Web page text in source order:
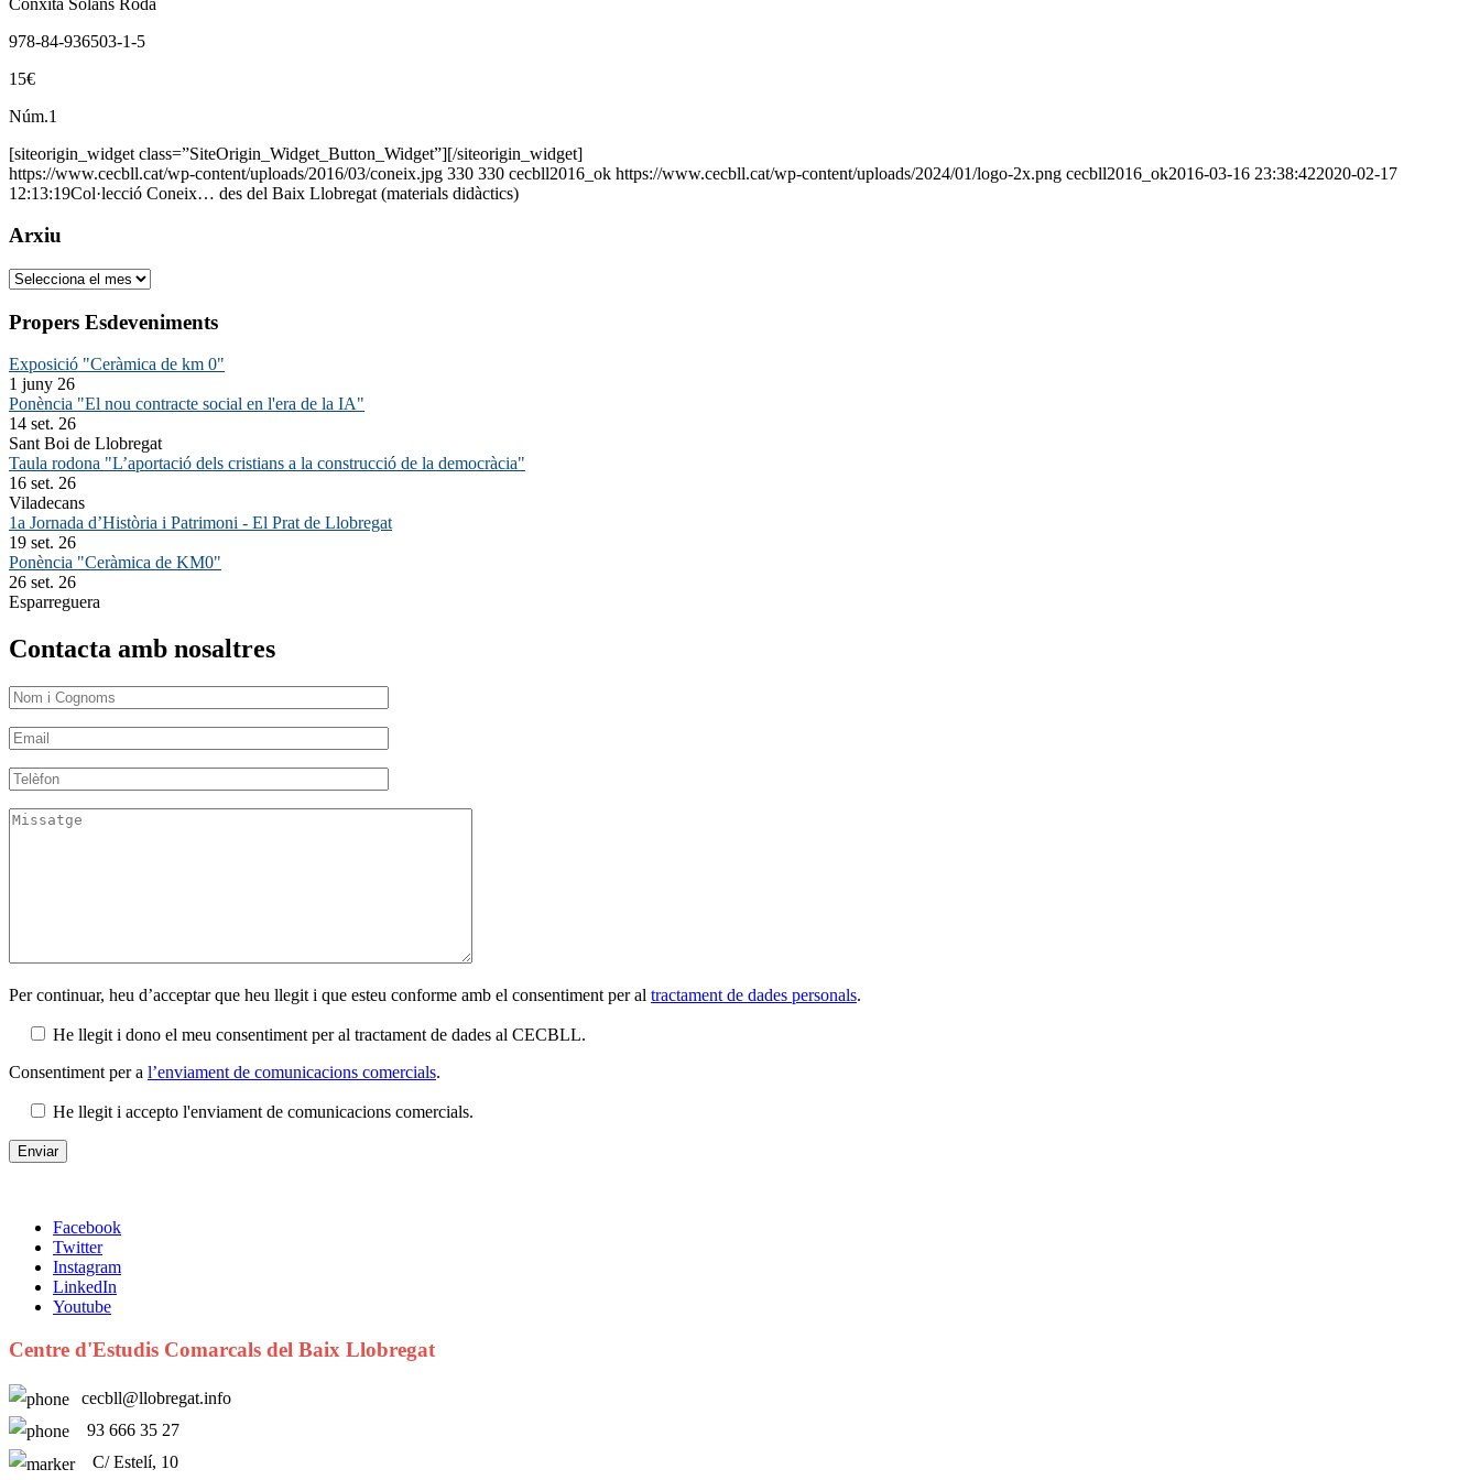
978-84-936503-1-5
15€
Núm.1
[siteorigin_widget class=”SiteOrigin_Widget_Button_Widget”][/siteorigin_widget]
https://www.cecbll.cat/wp-content/uploads/2016/03/coneix.jpg 330 330 cecbll2016_ok https://www.cecbll.cat/wp-content/uploads/2024/01/logo-2x.png cecbll2016_ok2016-03-16 23:38:422020-02-17
12:13:19Col·lecció Coneix… des del Baix Llobregat (materials didàctics)
Arxiu
Arxiu
Propers Esdeveniments
Exposició "Ceràmica de km 0"
1 juny 26
Ponència "El nou contracte social en l'era de la IA"
14 set. 26
Sant Boi de Llobregat
Taula rodona "L’aportació dels cristians a la construcció de la democràcia"
16 set. 26
Viladecans
1a Jornada d’Història i Patrimoni - El Prat de Llobregat
19 set. 26
Ponència "Ceràmica de KM0"
26 set. 26
Esparreguera
Contacta amb nosaltres
Per continuar, heu d’acceptar que heu llegit i que esteu conforme amb el consentiment per al tractament de dades personals.
He llegit i dono el meu consentiment per al tractament de dades al CECBLL.
Consentiment per a l’enviament de comunicacions comercials.
He llegit i accepto l'enviament de comunicacions comercials.
Facebook
Twitter
Instagram
LinkedIn
Youtube
Centre d'Estudis Comarcals del Baix Llobregat
cecbll@llobregat.info
93 666 35 27
C/ Estelí, 10